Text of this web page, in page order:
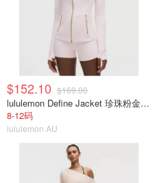
$152.10 $169.00
lululemon Define Jacket 珍珠粉金拉链
8-12码
lululemon AU